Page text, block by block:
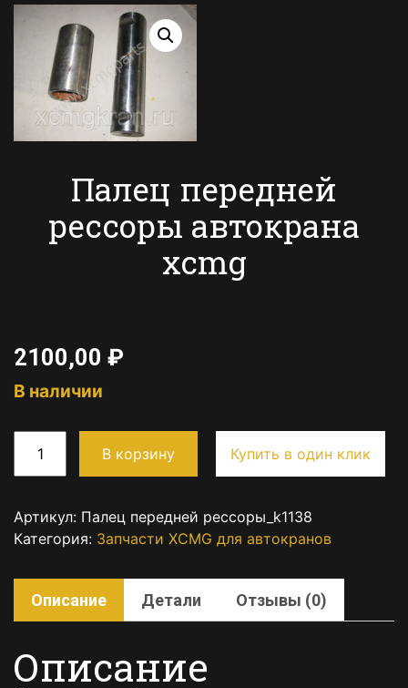
Палец передней
рессоры автокрана
xcmg
2100,00 ₽
В наличии
В корзину Купить в один клик
Артикул: Палец передней рессоры_k1138
Категория: Запчасти XCMG для автокранов
Описание Детали Отзывы (0)
Описание